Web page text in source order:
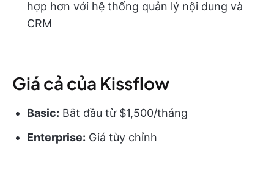
hợp hơn với hệ thống quản lý nội dung và
CRM
Giá cả của Kissflow
Basic: Bắt đầu từ $1,500/tháng
Enterprise: Giá tùy chỉnh